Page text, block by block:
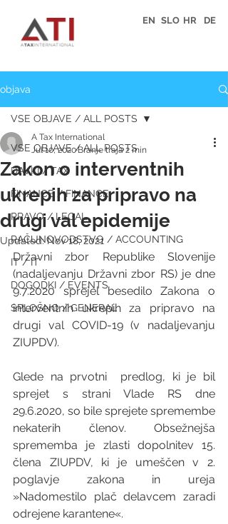
EN SLO HR DE
objava
VSE OBJAVE / ALL POSTS
DAVKI / TAX
FINANCE / FINANCE
PRAVO / LEGAL
RAČUNOVODSTVO / ACCOUNTING
IT / IT
DOGODKI / EVENTS
SPLOŠNO / GENERAL
VSE OBJAVE / ALL POSTS
Zakon o interventnih
ukrepih za pripravo na
drugi val epidemije
A Tax International
Jul 10, 2020Branje traja 2 min
Updated:Nov 18, 2021
Državni zbor Republike Slovenije
(nadaljevanju Državni zbor RS) je dne
9.7.2020 sprejel besedilo Zakona o
interventnih ukrepih za pripravo na
drugi val COVID-19 (v nadaljevanju
ZIUPDV).
Glede na prvotni  predlog, ki je bil
sprejet s strani Vlade RS dne
29.6.2020, so bile sprejete spremembe
nekaterih členov. Obsežnejša
sprememba je zlasti dopolnitev 15.
člena ZIUPDV, ki je umeščen v 2.
poglavje zakona in ureja
»Nadomestilo plač delavcem zaradi
odrejene karantene«.